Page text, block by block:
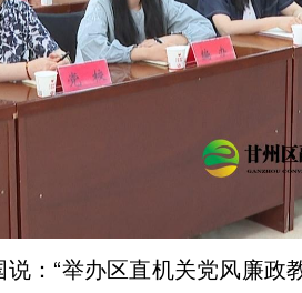
：“举办区直机关党风廉政